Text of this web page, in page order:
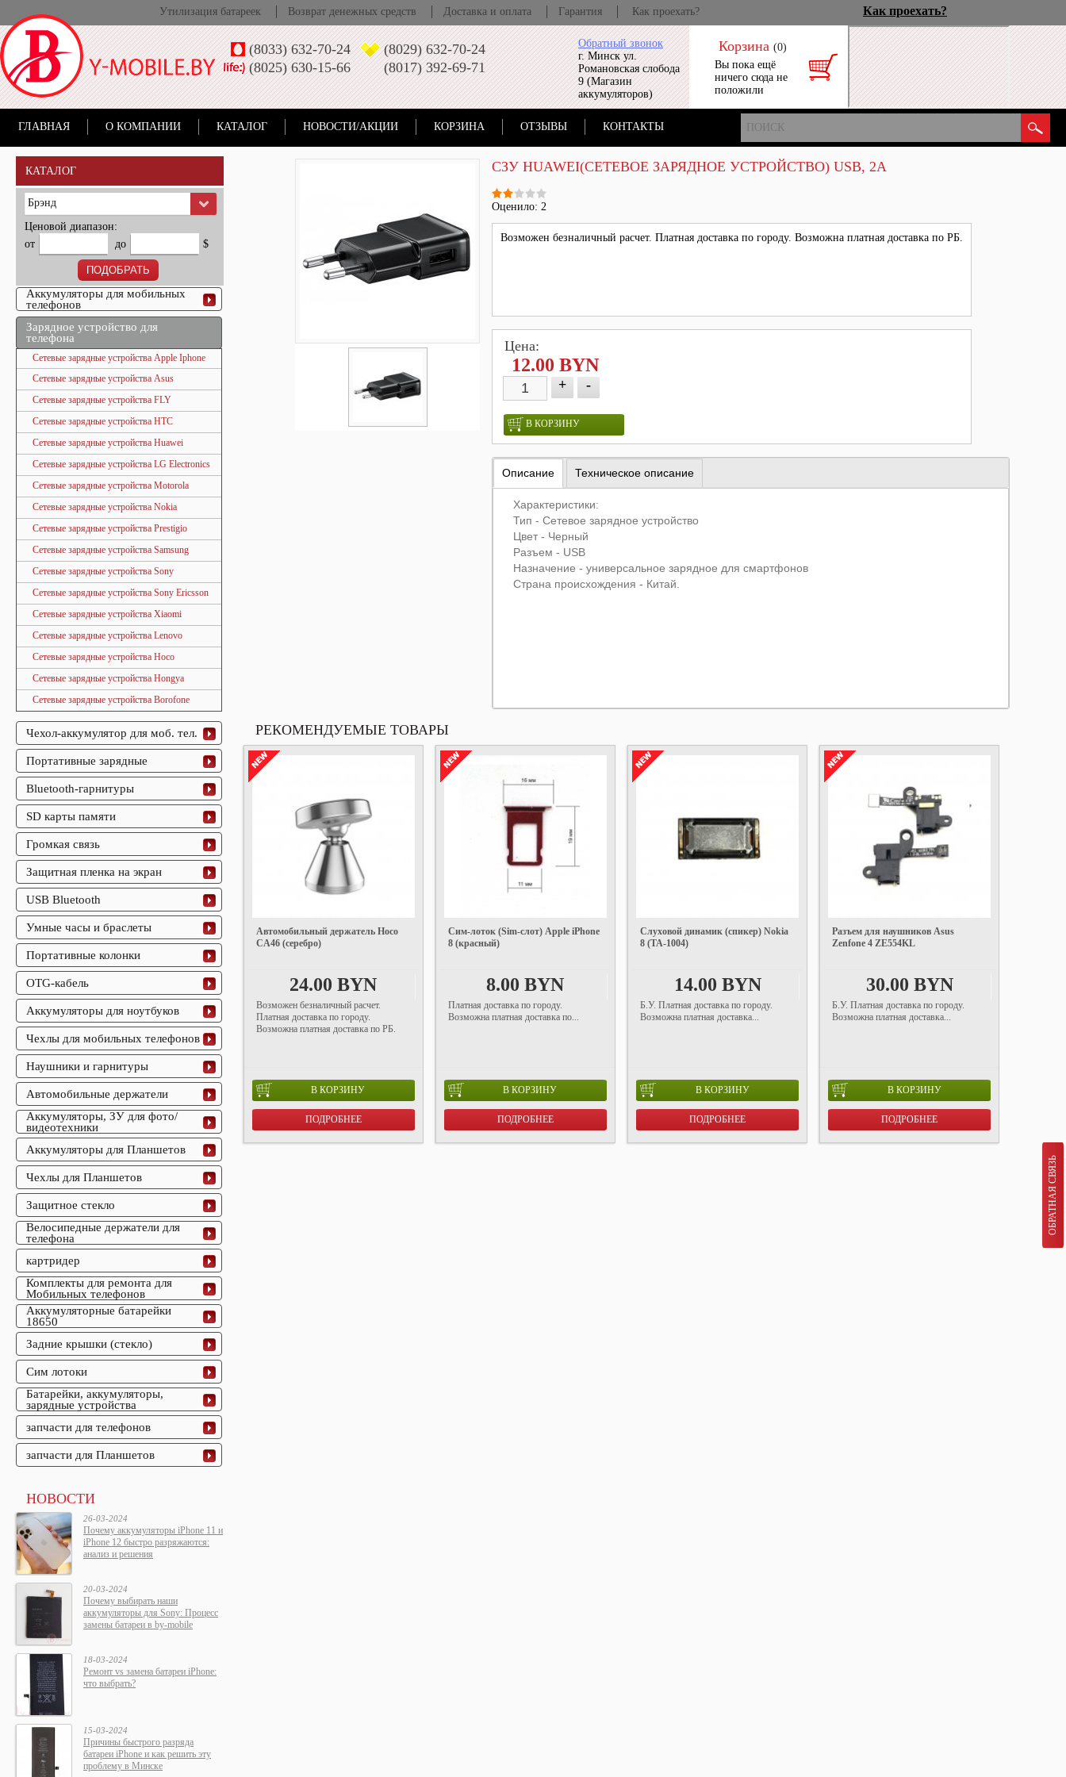
ОБРАТНАЯ СВЯЗЬ
Утилизация батареек Возврат денежных средств Доставка и оплата Гарантия Как проехать? Как проехать?
Обратный звонок
г. Минск ул.
Романовская слобода
9 (Магазин
аккумуляторов)
Корзина (0)
Вы пока ещё
ничего сюда не
положили
(8033) 632-70-24
(8029) 632-70-24
(8025) 630-15-66
(8017) 392-69-71
ГЛАВНАЯ О КОМПАНИИ КАТАЛОГ НОВОСТИ/АКЦИИ КОРЗИНА ОТЗЫВЫ КОНТАКТЫ
КАТАЛОГ
Брэнд
Ценовой диапазон:
от
до $
Аккумуляторы для мобильных
телефонов
Зарядное устройство для
телефона
Сетевые зарядные устройства Apple Iphone
Сетевые зарядные устройства Asus
Сетевые зарядные устройства FLY
Сетевые зарядные устройства HTC
Сетевые зарядные устройства Huawei
Сетевые зарядные устройства LG Electronics
Сетевые зарядные устройства Motorola
Сетевые зарядные устройства Nokia
Сетевые зарядные устройства Prestigio
Сетевые зарядные устройства Samsung
Сетевые зарядные устройства Sony
Сетевые зарядные устройства Sony Ericsson
Сетевые зарядные устройства Xiaomi
Сетевые зарядные устройства Lenovo
Сетевые зарядные устройства Hoco
Сетевые зарядные устройства Hongya
Сетевые зарядные устройства Borofone
Чехол-аккумулятор для моб. тел.
Портативные зарядные
Bluetooth-гарнитуры
SD карты памяти
Громкая связь
Защитная пленка на экран
USB Bluetooth
Умные часы и браслеты
Портативные колонки
OTG-кабель
Аккумуляторы для ноутбуков
Чехлы для мобильных телефонов
Наушники и гарнитуры
Автомобильные держатели
Аккумуляторы, ЗУ для фото/
видеотехники
Аккумуляторы для Планшетов
Чехлы для Планшетов
Защитное стекло
Велосипедные держатели для
телефона
картридер
Комплекты для ремонта для
Мобильных телефонов
Аккумуляторные батарейки
18650
Задние крышки (стекло)
Сим лотоки
Батарейки, аккумуляторы,
зарядные устройства
запчасти для телефонов
запчасти для Планшетов
НОВОСТИ
26-03-2024
Почему аккумуляторы iPhone 11 и
iPhone 12 быстро разряжаются:
анализ и решения
20-03-2024
Почему выбирать наши
аккумуляторы для Sony: Процесс
замены батареи в by-mobile
18-03-2024
Ремонт vs замена батареи iPhone:
что выбрать?
15-03-2024
Причины быстрого разряда
батареи iPhone и как решить эту
проблему в Минске
СЗУ HUAWEI(СЕТЕВОЕ ЗАРЯДНОЕ УСТРОЙСТВО) USB, 2A
Оценило: 2
Возможен безналичный расчет. Платная доставка по городу. Возможна платная доставка по РБ.
Цена:
12.00 BYN
+ -
В КОРЗИНУ
Описание Техническое описание
Характеристики:
Тип - Сетевое зарядное устройство
Цвет - Черный
Разъем - USB
Назначение - универсальное зарядное для смартфонов
Страна происхождения - Китай.
РЕКОМЕНДУЕМЫЕ ТОВАРЫ
Автомобильный держатель Hoco
CA46 (серебро)
24.00 BYN
Возможен безналичный расчет.
Платная доставка по городу.
Возможна платная доставка по РБ.
В КОРЗИНУ
ПОДРОБНЕЕ
Cим-лоток (Sim-слот) Apple iPhone
8 (красный)
8.00 BYN
Платная доставка по городу.
Возможна платная доставка по...
В КОРЗИНУ
ПОДРОБНЕЕ
Слуховой динамик (спикер) Nokia
8 (TA-1004)
14.00 BYN
Б.У. Платная доставка по городу.
Возможна платная доставка...
В КОРЗИНУ
ПОДРОБНЕЕ
Разъем для наушников Asus
Zenfone 4 ZE554KL
30.00 BYN
Б.У. Платная доставка по городу.
Возможна платная доставка...
В КОРЗИНУ
ПОДРОБНЕЕ